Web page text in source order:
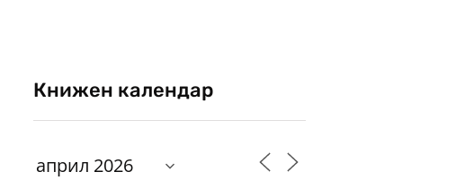
Книжен календар